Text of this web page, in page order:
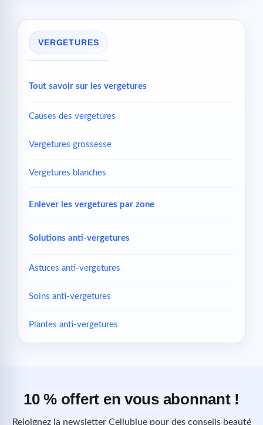
VERGETURES
Tout savoir sur les vergetures
Causes des vergetures
Vergetures grossesse
Vergetures blanches
Enlever les vergetures par zone
Solutions anti-vergetures
Astuces anti-vergetures
Soins anti-vergetures
Plantes anti-vergetures
10 % offert en vous abonnant !
Rejoignez la newsletter Cellublue pour des conseils beauté